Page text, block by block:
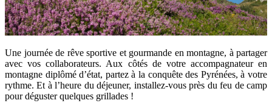
Une journée de rêve sportive et gourmande en montagne, à partager
avec vos collaborateurs. Aux côtés de votre accompagnateur en
montagne diplômé d’état, partez à la conquête des Pyrénées, à votre
rythme. Et à l’heure du déjeuner, installez-vous près du feu de camp
pour déguster quelques grillades !